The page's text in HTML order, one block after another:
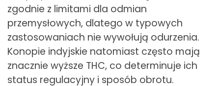
zgodnie z limitami dla odmian
przemysłowych, dlatego w typowych
zastosowaniach nie wywołują odurzenia.
Konopie indyjskie natomiast często mają
znacznie wyższe THC, co determinuje ich
status regulacyjny i sposób obrotu.